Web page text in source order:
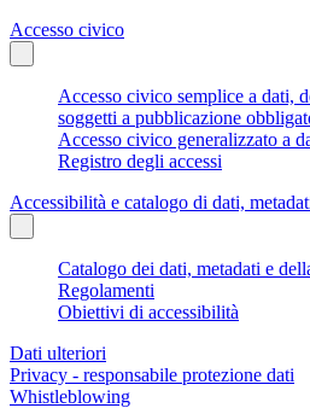
Accesso civico
Accesso civico semplice a dati,
soggetti a pubblicazione
Accesso civico generalizzato a
Registro degli accessi
Accessibilità e catalogo di dati,
Catalogo dei dati, metadati e
Regolamenti
Obiettivi di accessibilità
Dati ulteriori
Privacy - responsabile protezione dati
Whistleblowing